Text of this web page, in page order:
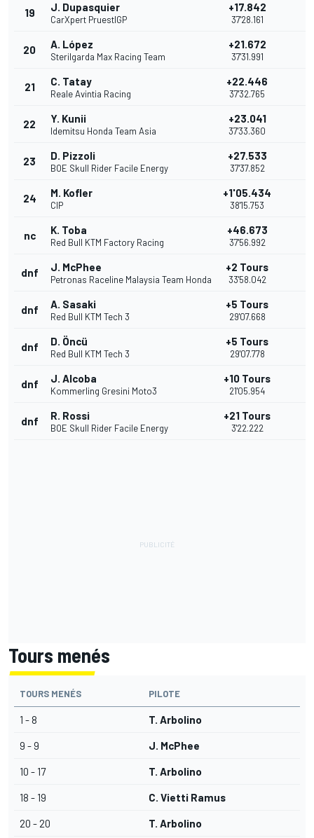
19 J. Dupasquier
CarXpert PruestlGP
+17.842
37'28.161
20 A. López
Sterilgarda Max Racing Team
+21.672
37'31.991
21 C. Tatay
Reale Avintia Racing
+22.446
37'32.765
22 Y. Kunii
Idemitsu Honda Team Asia
+23.041
37'33.360
23 D. Pizzoli
BOE Skull Rider Facile Energy
+27.533
37'37.852
24 M. Kofler
CIP
+1'05.434
38'15.753
nc K. Toba
Red Bull KTM Factory Racing
+46.673
37'56.992
dnf J. McPhee
Petronas Raceline Malaysia Team Honda
+2 Tours
33'58.042
dnf A. Sasaki
Red Bull KTM Tech 3
+5 Tours
29'07.668
dnf D. Öncü
Red Bull KTM Tech 3
+5 Tours
29'07.778
dnf J. Alcoba
Kommerling Gresini Moto3
+10 Tours
21'05.954
dnf R. Rossi
BOE Skull Rider Facile Energy
+21 Tours
3'22.222
Tours menés
TOURS MENÉS PILOTE
1 - 8 T. Arbolino
9 - 9 J. McPhee
10 - 17 T. Arbolino
18 - 19 C. Vietti Ramus
20 - 20 T. Arbolino